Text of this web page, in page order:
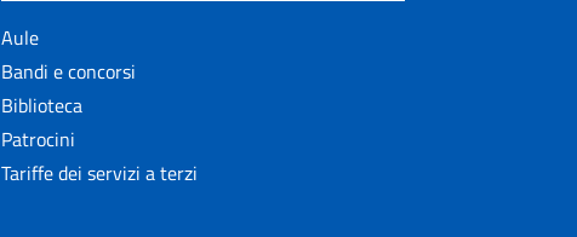
Aule
Bandi e concorsi
Biblioteca
Patrocini
Tariffe dei servizi a terzi